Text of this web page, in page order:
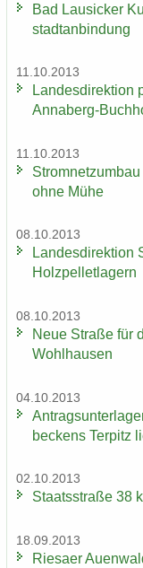
Bad Lau­si­cker
stadt­an­bin­dung
11.10.2013
Lan­des­di­rek­ti­on
Annaberg-​
11.10.2013
ohne Mühe
08.10.2013
Lan­des­di­rek­ti­on
Holz­pel­let­la­gern
08.10.2013
Neue Stra­ße für
Wohlhausen
04.10.2013
be­ckens Ter­pitz
02.10.2013
Staats­stra­ße 38
18.09.2013
Rie­sa­er